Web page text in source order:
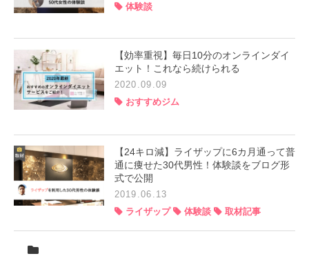
体験談
【効率重視】毎日10分のオンラインダイ
エット！これなら続けられる
2020.09.09
おすすめジム
【24キロ減】ライザップに6カ月通って普
通に痩せた30代男性！体験談をブログ形
式で公開
2019.06.13
ライザップ
体験談 取材記事